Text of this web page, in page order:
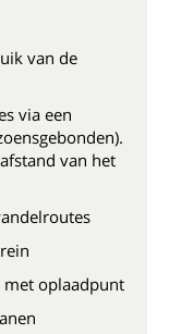
van de
via een
van het
oplaadpunt